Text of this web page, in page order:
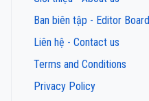
Ban biên tập - Editor Board
Liên hệ - Contact us
Terms and Conditions
Privacy Policy